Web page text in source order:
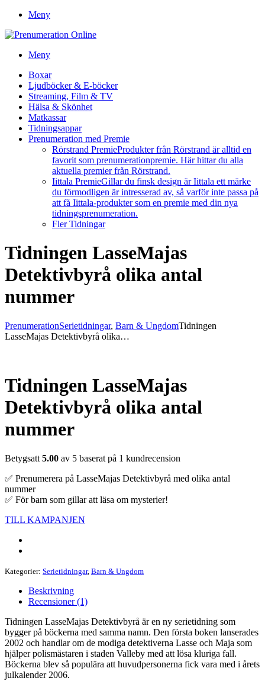
Meny
Meny
Boxar
Ljudböcker & E-böcker
Streaming, Film & TV
Hälsa & Skönhet
Matkassar
Tidningsappar
Prenumeration med Premie
Rörstrand PremieProdukter från Rörstrand är alltid en
favorit som prenumerationpremie. Här hittar du alla
aktuella premier från Rörstrand.
Iittala PremieGillar du finsk design är Iittala ett märke
du förmodligen är intresserad av, så varför inte passa på
att få Iittala-produkter som en premie med din nya
tidningsprenumeration.
Fler Tidningar
Tidningen LasseMajas
Detektivbyrå olika antal
nummer
PrenumerationSerietidningar, Barn & UngdomTidningen
LasseMajas Detektivbyrå olika…
Tidningen LasseMajas
Detektivbyrå olika antal
nummer
Betygsatt 5.00 av 5 baserat på 1 kundrecension
✅ Prenumerera på LasseMajas Detektivbyrå med olika antal
nummer
✅ För barn som gillar att läsa om mysterier!
TILL KAMPANJEN
Kategorier: Serietidningar, Barn & Ungdom
Beskrivning
Recensioner (1)
Tidningen LasseMajas Detektivbyrå är en ny serietidning som
bygger på böckerna med samma namn. Den första boken lanserades
2002 och handlar om de modiga detektiverna Lasse och Maja som
hjälper polismästaren i staden Valleby med att lösa kluriga fall.
Böckerna blev så populära att huvudpersonerna fick vara med i årets
julkalender 2006.